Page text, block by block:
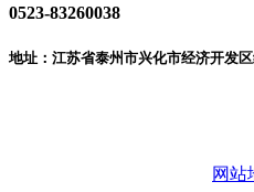
0523-83260038
地址：江苏省泰州市兴化市经济开发
网站